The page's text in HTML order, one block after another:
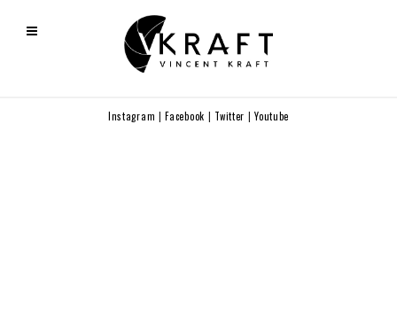
Instagram |Facebook | Twitter |Youtube